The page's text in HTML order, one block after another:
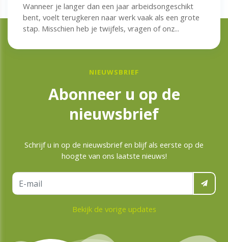
Wanneer je langer dan een jaar arbeidsongeschikt
bent, voelt terugkeren naar werk vaak als een grote
stap. Misschien heb je twijfels, vragen of onz...
NIEUWSBRIEF
Abonneer u op de
nieuwsbrief
Schrijf u in op de nieuwsbrief en blijf als eerste op de
hoogte van ons laatste nieuws!
Bekijk de vorige updates